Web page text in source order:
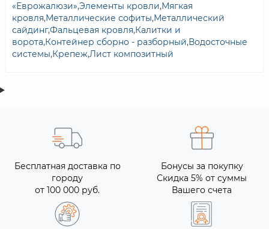
«Еврожалюзи»,Элементы кровли,Мягкая
кровля,Металлические софиты,Металлический
сайдинг,Фальцевая кровля,Калитки и
ворота,Контейнер сборно - разборный,Водосточные
системы,Крепеж,Лист композитный
Бесплатная доставка по
городу
от 100 000 руб.
Бонусы за покупку
Скидка 5% от суммы
Вашего счета